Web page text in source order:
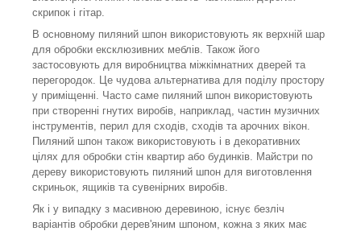
скрипок і гітар.
В основному пиляний шпон використовують як верхній шар
для обробки ексклюзивних меблів. Також його
застосовують для виробництва міжкімнатних дверей та
перегородок. Це чудова альтернатива для поділу простору
у приміщенні. Часто саме пиляний шпон використовують
при створенні гнутих виробів, наприклад, частин музичних
інструментів, перил для сходів, сходів та арочних вікон.
Пиляний шпон також використовують і в декоративних
цілях для обробки стін квартир або будинків. Майстри по
дереву використовують пиляний шпон для виготовлення
скриньок, ящиків та сувенірних виробів.
Як і у випадку з масивною деревиною, існує безліч
варіантів обробки дерев'яним шпоном, кожна з яких має